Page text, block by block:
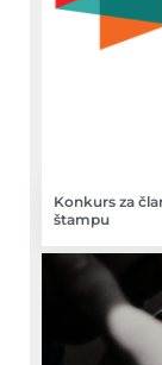
Konkurs za
štampu